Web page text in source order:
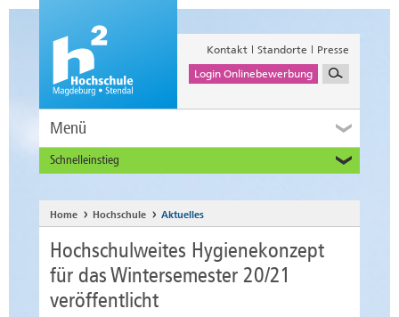
Kontakt Standorte
Presse
Login Onlinebewerbung
Menü
Schnelleinstieg
Alumni
Unternehmen und Institutionen
Studierende
Beschäftigte
International
Home Hochschule Aktuelles
Hochschulweites Hygienekonzept
für das Wintersemester 20/21
veröffentlicht